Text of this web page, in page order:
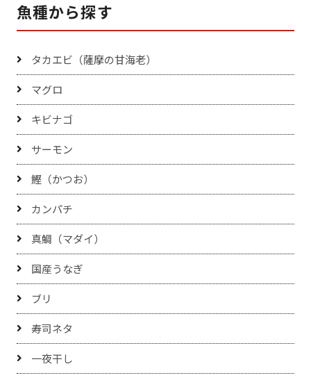
魚種から探す
タカエビ（薩摩の甘海老）
マグロ
キビナゴ
サーモン
鰹（かつお）
カンパチ
真鯛（マダイ）
国産うなぎ
ブリ
寿司ネタ
一夜干し